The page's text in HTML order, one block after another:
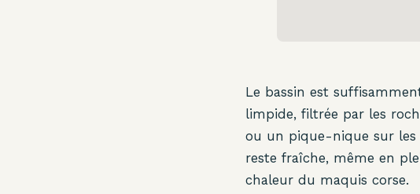
Le bassin est
limpide, filtrée par les
ou un pique-nique sur les
reste fraîche, même en
chaleur du maquis corse.